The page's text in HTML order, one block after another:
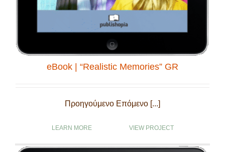
eBook | “Realistic Memories” GR
Προηγούμενο Επόμενο [...]
LEARN MORE VIEW PROJECT